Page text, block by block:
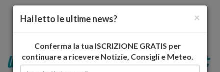
×
Hai letto le ultime news?
Conferma la tua ISCRIZIONE GRATIS per
continuare a ricevere Notizie, Consigli e Meteo.